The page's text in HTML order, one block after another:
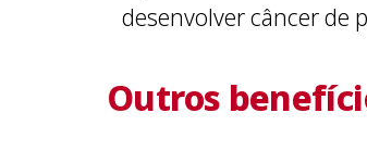
desenvolver câncer de
Outros